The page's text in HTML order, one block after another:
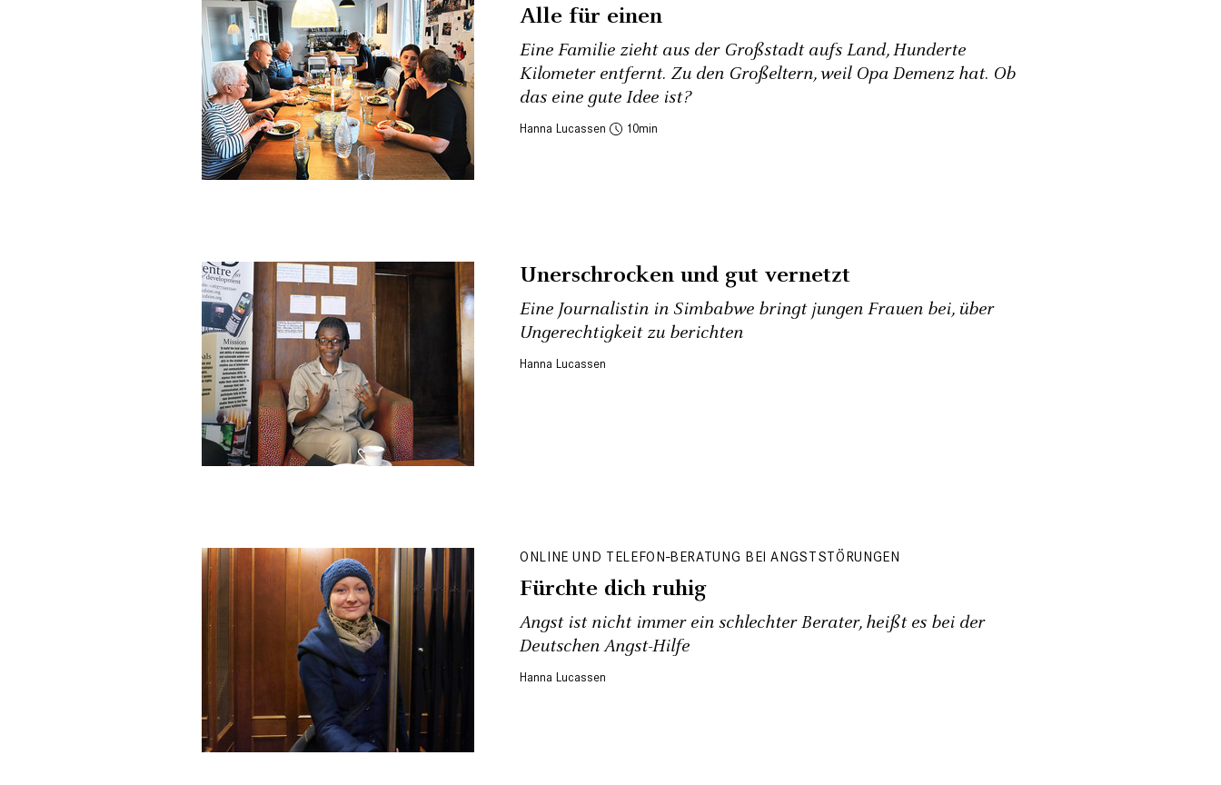
Alle für einen
Eine Familie zieht aus der Großstadt aufs Land, Hunderte
Kilometer ­entfernt. Zu den Großeltern, weil Opa Demenz hat. Ob
das eine gute Idee ist?
Hanna Lucassen 10
Unerschrocken und gut vernetzt
Eine Journalistin in Simbabwe bringt jungen Frauen bei, über
Ungerechtigkeit zu berichten
Hanna Lucassen
ONLINE UND TELEFON-BERATUNG BEI ANGSTSTÖRUNGEN
Fürchte dich ruhig
Angst ist nicht immer ein ­schlechter Berater, heißt es bei der
Deutschen Angst-Hilfe
Hanna Lucassen